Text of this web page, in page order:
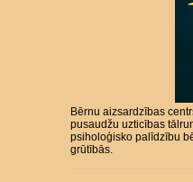
Bērnu aizsardzības
pusaudžu uzticības
psiholoģisko palīdzību
grūtībās.